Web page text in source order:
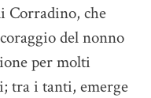
Corradino, che
del nonno
per molti
tra i tanti, emerge